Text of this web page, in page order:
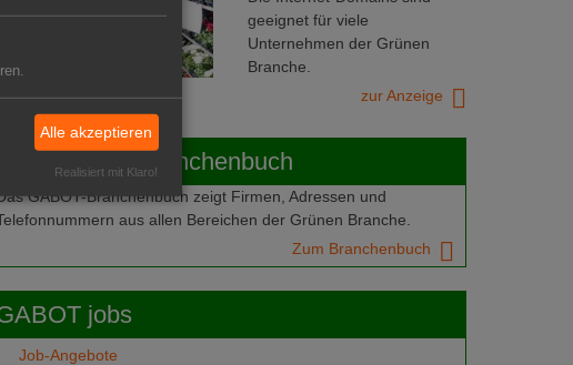
geeignet für viele
Unternehmen der Grünen
Branche.
zur Anzeige
Das GABOT-Branchenbuch
GABOT-Branchenbuch zeigt Firmen, Adressen und
aus allen Bereichen der Grünen Branche.
Zum Branchenbuch
jobs
Job-Angebote
Alle akzeptieren
Realisiert mit Klaro!